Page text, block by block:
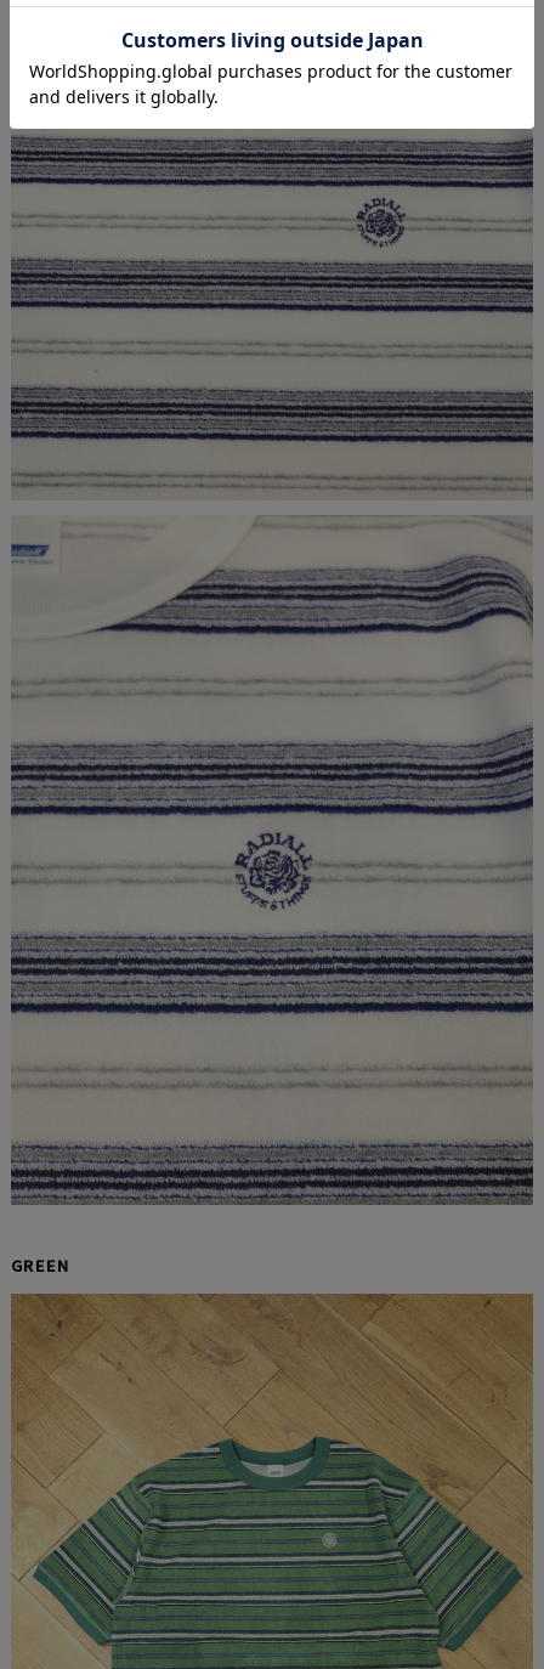
GREEN